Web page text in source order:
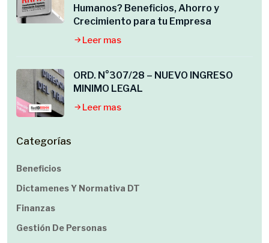
Humanos? Beneficios, Ahorro y
Crecimiento para tu Empresa
Leer mas
ORD. N°307/28 – NUEVO INGRESO
MINIMO LEGAL
Leer mas
Categorías
Beneficios
Dictamenes Y Normativa DT
Finanzas
Gestión De Personas